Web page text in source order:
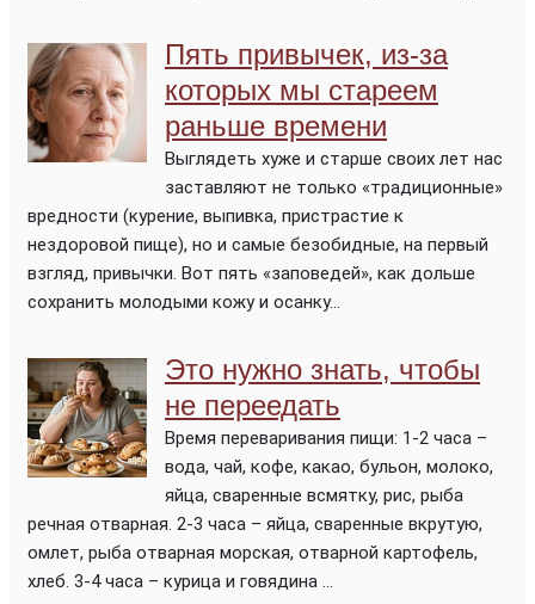
Пять привычек, из-за
которых мы стареем
раньше времени
Выглядеть хуже и старше своих лет нас
заставляют не только «традиционные»
вредности (курение, выпивка, пристрастие к
нездоровой пище), но и самые безобидные, на первый
взгляд, привычки. Вот пять «заповедей», как дольше
сохранить молодыми кожу и осанку...
Это нужно знать, чтобы
не переедать
Время переваривания пищи: 1-2 часа –
вода, чай, кофе, какао, бульон, молоко,
яйца, сваренные всмятку, рис, рыба
речная отварная. 2-3 часа – яйца, сваренные вкрутую,
омлет, рыба отварная морская, отварной картофель,
хлеб. 3-4 часа – курица и говядина ...